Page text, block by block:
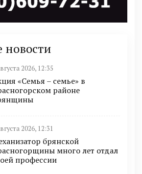
2026, 12:35
«Семья – семье» в
районе
2026, 12:31
брянской
много лет отдал
профессии